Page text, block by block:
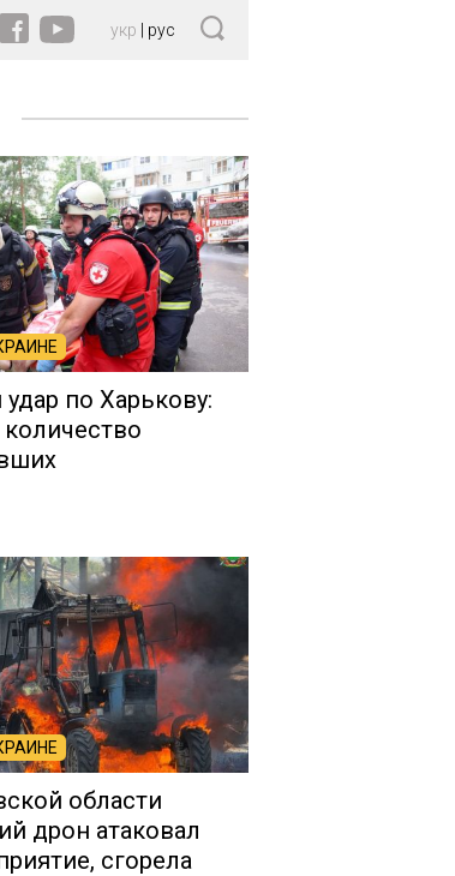
укр рус
по Харькову:
области
дрон атаковал
сгорела